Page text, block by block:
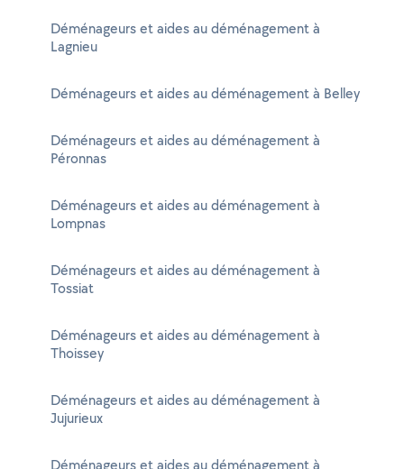
Déménageurs et aides au déménagement à
Lagnieu
Déménageurs et aides au déménagement à Belley
Déménageurs et aides au déménagement à
Péronnas
Déménageurs et aides au déménagement à
Lompnas
Déménageurs et aides au déménagement à
Tossiat
Déménageurs et aides au déménagement à
Thoissey
Déménageurs et aides au déménagement à
Jujurieux
Déménageurs et aides au déménagement à